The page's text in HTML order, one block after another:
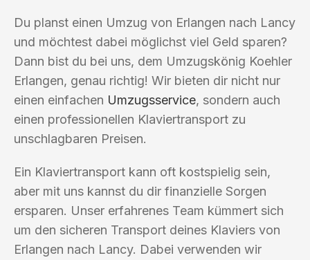
Du planst einen Umzug von Erlangen nach Lancy
und möchtest dabei möglichst viel Geld sparen?
Dann bist du bei uns, dem Umzugskönig Koehler
Erlangen, genau richtig! Wir bieten dir nicht nur
einen einfachen Umzugsservice, sondern auch
einen professionellen Klaviertransport zu
unschlagbaren Preisen.
Ein Klaviertransport kann oft kostspielig sein,
aber mit uns kannst du dir finanzielle Sorgen
ersparen. Unser erfahrenes Team kümmert sich
um den sicheren Transport deines Klaviers von
Erlangen nach Lancy. Dabei verwenden wir